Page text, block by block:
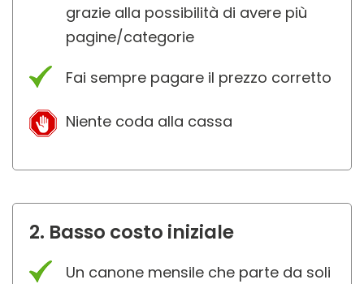
grazie alla possibilità di avere più
pagine/categorie
Fai sempre pagare il prezzo corretto
Niente coda alla cassa
2. Basso costo iniziale
Un canone mensile che parte da soli